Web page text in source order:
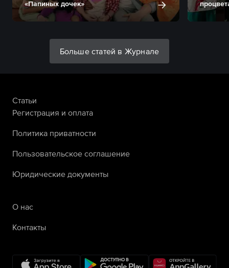
«Папиных дочек»
Больше статей в Журнале
Статьи
Регистрация и оплата
Политика приватности
Пользовательское соглашение
Юридические документы
О нас
Контакты